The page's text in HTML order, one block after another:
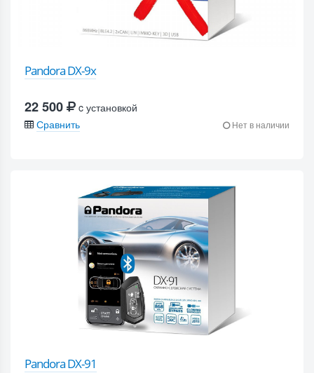
Pandora DX-9x
22 500
c установкой
Сравнить
Нет в наличии
Pandora DX-91